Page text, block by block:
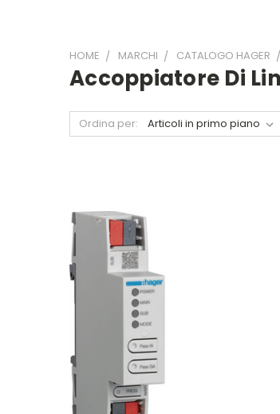
HOME MARCHI CATALOGO HAGER
Accoppiatore Di
Ordina per: